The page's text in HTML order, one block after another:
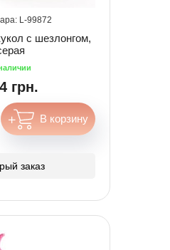
99872
с шезлонгом,
грн.
заказ